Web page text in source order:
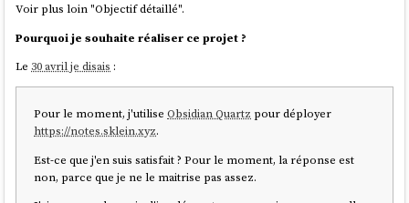
Voir plus loin "Objectif détaillé".
Pourquoi je souhaite réaliser ce projet ?
Le30 avril je disais :
Pour le moment, j'utiliseObsidian Quartz pour déployer
https://notes.sklein.xyz.
Est-ce que j'en suis satisfait ? Pour le moment, la réponse est
non, parce que je ne le maitrise pas assez.